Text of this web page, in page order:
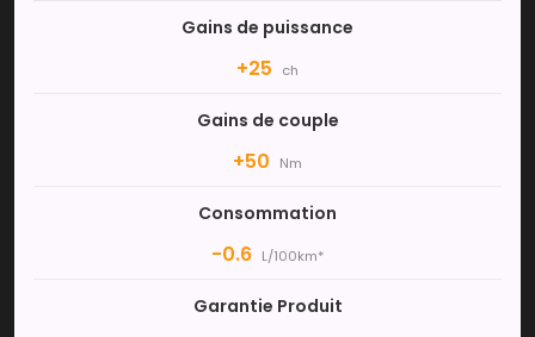
Gains de puissance
+25 ch
Gains de couple
+50 Nm
Consommation
-0.6 L/100km*
Garantie Produit